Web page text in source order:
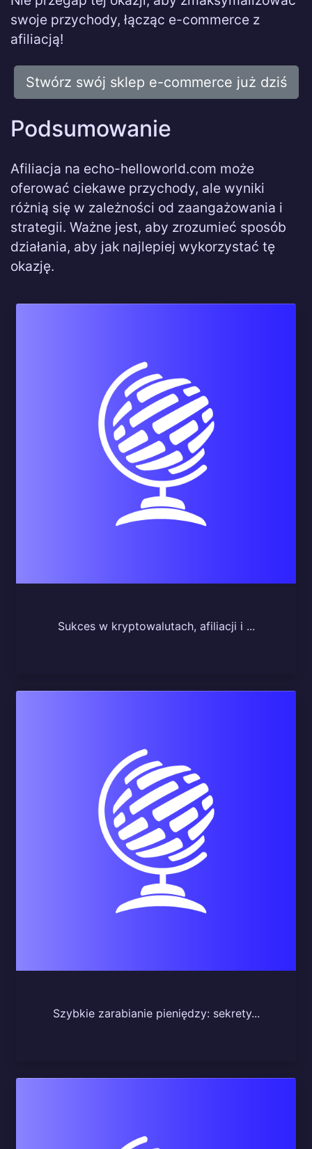
swoje przychody, łącząc e-commerce z
afiliacją!
Stwórz swój sklep e-commerce już dziś
Podsumowanie
Afiliacja na echo-helloworld.com może
oferować ciekawe przychody, ale wyniki
różnią się w zależności od zaangażowania i
strategii. Ważne jest, aby zrozumieć sposób
działania, aby jak najlepiej wykorzystać tę
okazję.
Sukces w kryptowalutach, afiliacji i ...
Szybkie zarabianie pieniędzy: sekrety...